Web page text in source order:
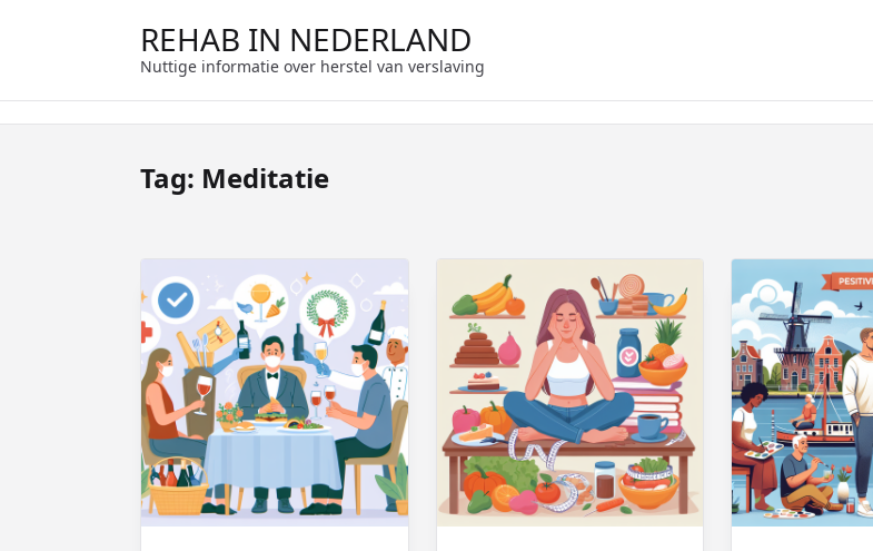
REHAB IN NEDERLAND
Nuttige informatie over herstel van verslaving
Tag: Meditatie